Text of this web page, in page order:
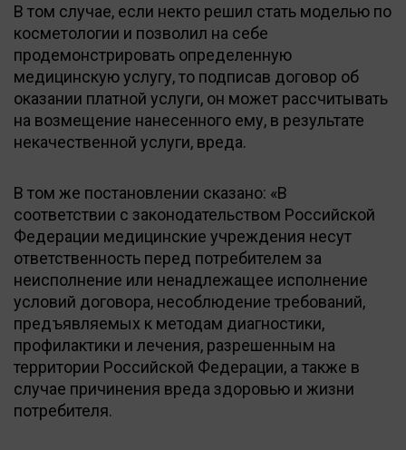
В том случае, если некто решил стать моделью по
косметологии и позволил на себе
продемонстрировать определенную
медицинскую услугу, то подписав договор об
оказании платной услуги, он может рассчитывать
на возмещение нанесенного ему, в результате
некачественной услуги, вреда.
В том же постановлении сказано: «В
соответствии с законодательством Российской
Федерации медицинские учреждения несут
ответственность перед потребителем за
неисполнение или ненадлежащее исполнение
условий договора, несоблюдение требований,
предъявляемых к методам диагностики,
профилактики и лечения, разрешенным на
территории Российской Федерации, а также в
случае причинения вреда здоровью и жизни
потребителя.